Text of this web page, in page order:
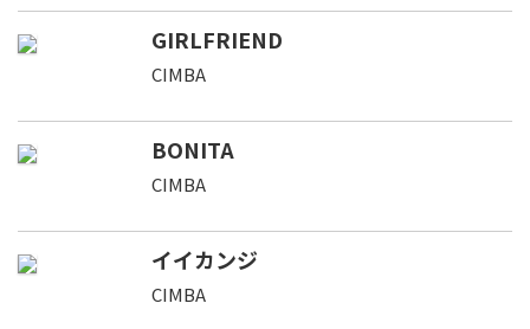
GIRLFRIEND
CIMBA
BONITA
CIMBA
イイカンジ
CIMBA